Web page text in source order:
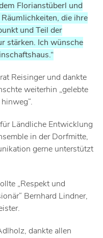
Florianstüberl und
die ihre
und Teil der
stärken. Ich wünsche
Reisinger und dankte
weiterhin „gelebte
Ländliche Entwicklung
in der Dorfmitte,
gerne unterstützt
„Respekt und
Bernhard Lindner,
dankte allen